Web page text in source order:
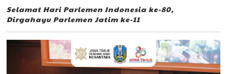
Selamat Hari Parlemen Indonesia ke-80,
Dirgahayu Parlemen Jatim ke-11